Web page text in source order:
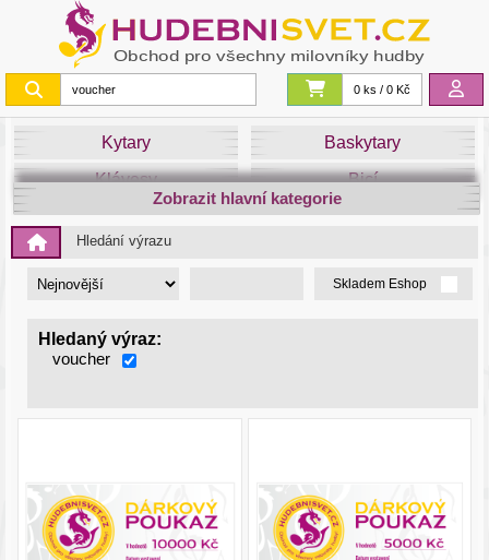
0 ks / 0 Kč
Kytary
Baskytary
Klávesy
Bicí
Smyčce
Dechy
DJ
Zvuk&Studio
Noty
Zobrazit hlavní kategorie
Hledání výrazu
Skladem Eshop
Hledaný výraz:
voucher